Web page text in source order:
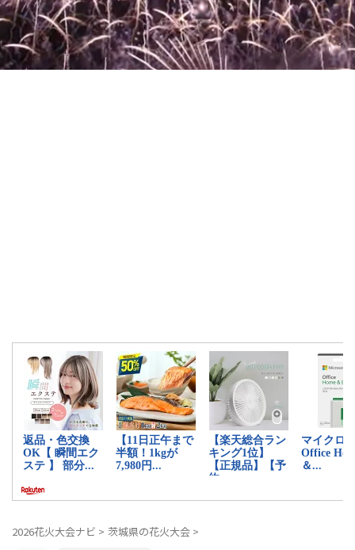
2026花火大会ナビ > 茨城県の花火大会 >